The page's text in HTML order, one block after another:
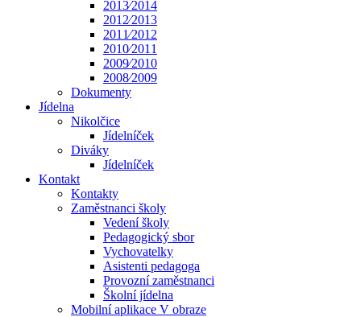
2013⁄2014
2012⁄2013
2011⁄2012
2010⁄2011
2009⁄2010
2008⁄2009
Dokumenty
Jídelna
Nikolčice
Jídelníček
Diváky
Jídelníček
Kontakt
Kontakty
Zaměstnanci školy
Vedení školy
Pedagogický sbor
Vychovatelky
Asistenti pedagoga
Provozní zaměstnanci
Školní jídelna
Mobilní aplikace V obraze